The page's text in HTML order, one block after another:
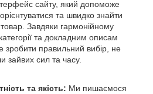
сайту, який допоможе
та швидко знайти
Завдяки гармонійному
та докладним описам
зробити правильний вибір, не
зайвих сил та часу.
та якість: Ми пишаємося